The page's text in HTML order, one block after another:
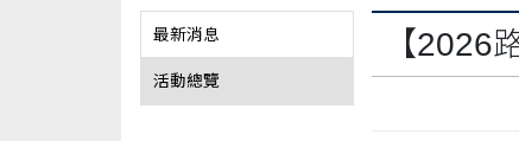
最新消息
活動總覽
【2026